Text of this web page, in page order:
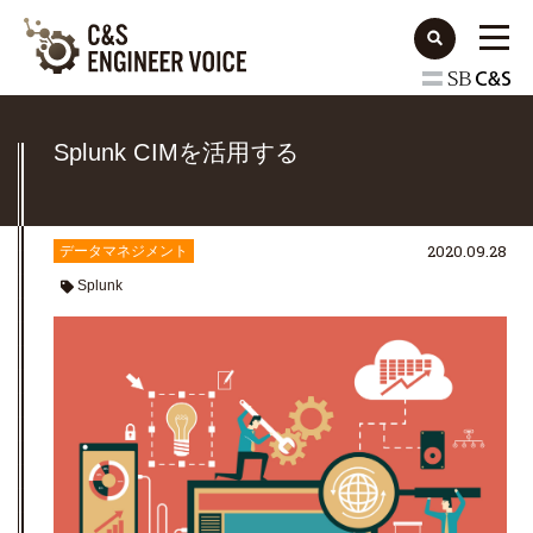
Splunk CIMを活用する
データマネジメント
Splunk
2020.09.28